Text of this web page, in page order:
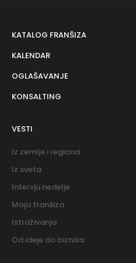
KATALOG FRANŠIZA
KALENDAR
OGLAŠAVANJE
KONSALTING
VESTI
Iz zemlje i regiona
Iz sveta
Intervju nedelje
Moja franšiza
Istraživanja
Od ideje do biznisa